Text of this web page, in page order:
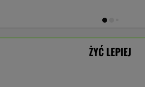
ŻYĆ LEPIEJ